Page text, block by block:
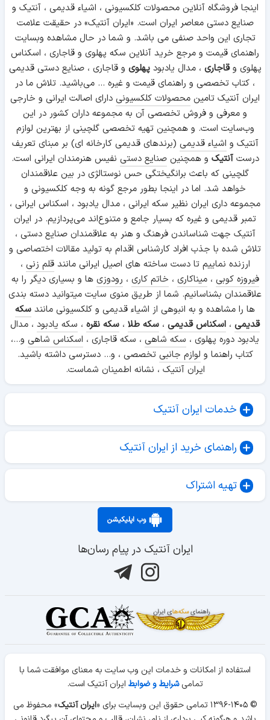
اینجا فروشگاه آنلاین محصولات کلکسیونی ، اشیاء قدیمی ، آنتیک و
صنایع دستی معاصر ایران است. «ایران آنتیک» در حقیقت علامت
تجاری این واحد صنفی می باشد. و شما در حال مشاهده وبسایت
راهنمای قیمت و مرجع خرید آنلاین سکه پهلوی و قاجاری ، اسکناس
پهلوی وقاجاری ، مدال یادبودپهلوی و قاجاری ، صنایع دستی قدیمی
، کتاب تخصصی و راهنمای قیمت و غیره ... می‌باشید. تلاش ما در
ایران آنتیک تامین محصولات کلکسیونی دارای اصالت ایرانی و خارجی
و معرفی و فروش تخصصی آن به مجموعه داران کشور در این
وب‌سایت است. و همچنین تهیه تخصصی گلچینی از بهترین لوازم
آنتیک و اشیاء قدیمی (برندهای قدیمی کارخانه ای) بر مبنای تعریف
درستآنتیک و همچنینصنایع دستی نفیس هنرمندان ایرانی است.
گلچینی که باعث برانگیختگی حس نوستالژی در بین علاقمندان
خواهد شد. اما در اینجا بطور مرجع گونه به وجه کلکسیونی و
مجموعه داری ایران نظیر سکه ایرانی ، مدال یادبود ، اسکناس ایرانی ،
تمبر قدیمی و غیره که بسیار جامع و متنوع‌اند می‌پردازیم. در ایران
آنتیک جهت شناساندن فرهنگ و هنر به علاقمندان صنایع دستی ،
تلاش شده با جذب افراد کارشناس اقدام به تولید مقالات اختصاصی و
ارزنده نماییم تا دست ساخته های اصیل ایرانی مانندقلم زنی ،
فیروزه کوبی ،میناکاری ، خاتم کاری ، رودوزی ها و بسیاری دیگر را به
علاقمندان بشناسانیم. شما از طریق منوی سایت میتوانید دسته بندی
ها را مشاهده و به انبوهی از اشیاء قدیمی و کلکسیونی مانند سکه
قدیمی ، اسکناس قدیمی ، سکه طلا ، سکه نقره ، سکه یادبود ، مدال
یادبود دوره پهلوی ، سکه شاهی ، سکه قاجاری ، اسکناس شاهی و...،
کتاب راهنما و لوازم جانبی تخصصی ، و... دسترسی داشته باشید.
ایران آنتیک ، نشانه اطمینان شماست.
خدمات ایران آنتیک
راهنمای خرید از ایران آنتیک
تهیه اشتراک
وب اپلیکیشن
ایران آنتیک در پیام رسان‌ها
استفاده از امکانات و خدمات این وب سایت به معنای موافقت شما با
تمامیشرایط و ضوابط ایران آنتیک است.
© ۱۳۹۶-۱۴۰۵ تمامی حقوق این وبسایت برای «
ایران آنتیک» محفوظ می